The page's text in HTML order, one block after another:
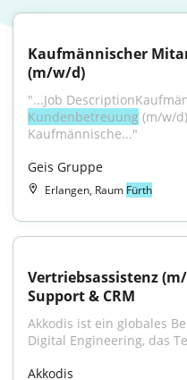
Kaufmännischer
(m/w/d)
Kundenbetreuung (m/w/
Kaufmännische..."
Geis Gruppe
Erlangen, Raum Fürth
Vertriebsassistenz
Support & CRM
Akkodis ist ein globales
Digital Engineering, das
Akkodis